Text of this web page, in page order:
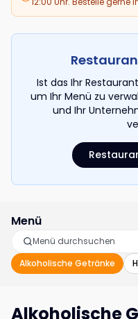
Ist das Ihr
um Ihr Menü zu
und Ihr
Menü
Alkoholische Getränke
Alkoholische